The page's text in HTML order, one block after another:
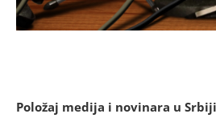
Položaj medija i novinara u